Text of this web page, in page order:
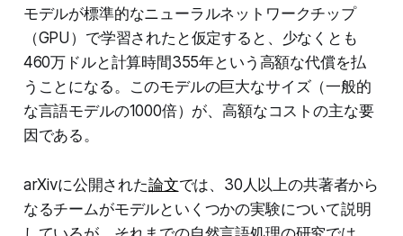
モデルが標準的なニューラルネットワークチップ
（GPU）で学習されたと仮定すると、少なくとも
460万ドルと計算時間355年という高額な代償を払
うことになる。このモデルの巨大なサイズ（一般的
な言語モデルの1000倍）が、高額なコストの主な要
因である。
arXivに公開された論文では、30人以上の共著者から
なるチームがモデルといくつかの実験について説明